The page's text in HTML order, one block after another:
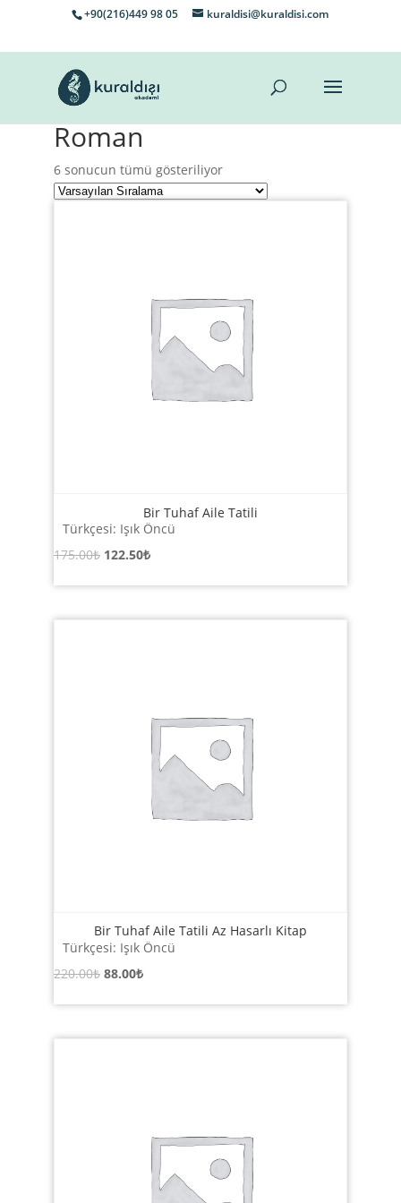
+90(216)449 98 05 kuraldisi@kuraldisi.com
Roman
6 sonucun tümü gösteriliyor
Bir Tuhaf Aile Tatili
Türkçesi: Işık Öncü
175.00₺ Orijinal
122.50₺Şu
122.50₺.
Bir Tuhaf Aile Tatili Az Hasarlı Kitap
Türkçesi: Işık Öncü
220.00₺ Orijinal
88.00₺Şu
88.00₺.